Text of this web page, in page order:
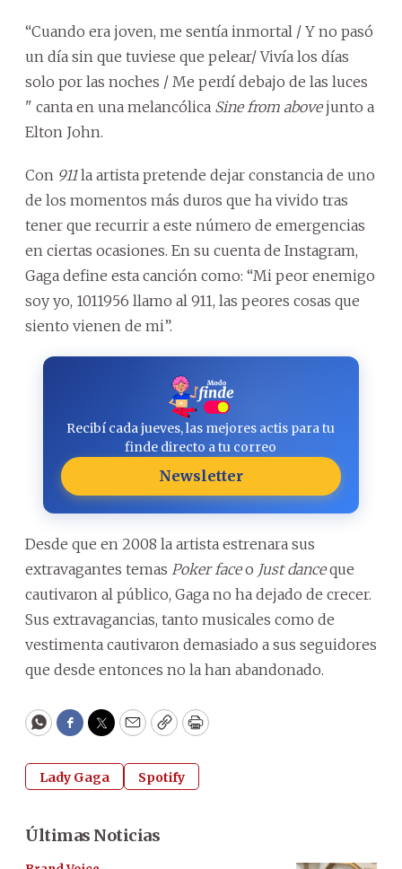
“Cuando era joven, me sentía inmortal / Y no pasó
un día sin que tuviese que pelear/ Vivía los días
solo por las noches / Me perdí debajo de las luces
" canta en una melancólica Sine from abovejunto a
Elton John.
Con 911la artista pretende dejar constancia de uno
de los momentos más duros que ha vivido tras
tener que recurrir a este número de emergencias
en ciertas ocasiones. En su cuenta de Instagram,
Gaga define esta canción como: “Mi peor enemigo
soy yo, 1011956 llamo al 911, las peores cosas que
siento vienen de mi”.
Recibí cada jueves, las mejores actis para tu
finde directo a tu correo
Newsletter
Desde que en 2008 la artista estrenara sus
extravagantes temas Poker faceo Just danceque
cautivaron al público, Gaga no ha dejado de crecer.
Sus extravagancias, tanto musicales como de
vestimenta cautivaron demasiado a sus seguidores
que desde entonces no la han abandonado.
WhatsApp
Facebook
Twitter
EmailCopyPrint
Lady Gaga Spotify
Últimas Noticias